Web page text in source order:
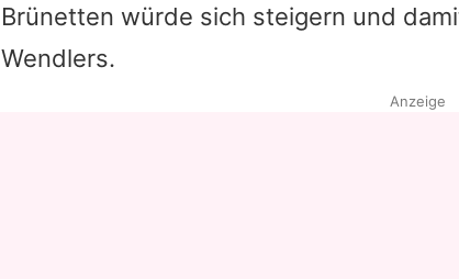
Brünetten würde sich steigern und
Wendlers.
Anzeige